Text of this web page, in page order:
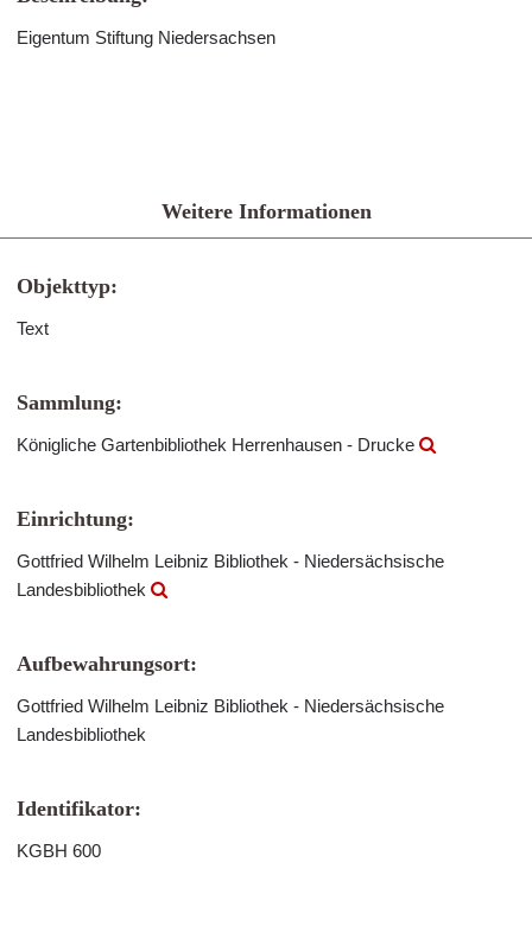
Eigentum Stiftung Niedersachsen
Weitere Informationen
Objekttyp:
Text
Sammlung:
Königliche Gartenbibliothek Herrenhausen - Drucke
Einrichtung:
Gottfried Wilhelm Leibniz Bibliothek - Niedersächsische
Landesbibliothek
Aufbewahrungsort:
Gottfried Wilhelm Leibniz Bibliothek - Niedersächsische
Landesbibliothek
Identifikator:
KGBH 600